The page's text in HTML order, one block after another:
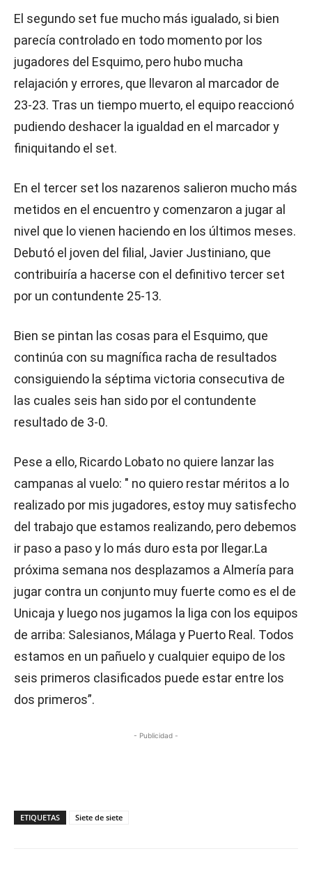
El segundo set fue mucho más igualado, si bien
parecía controlado en todo momento por los
jugadores del Esquimo, pero hubo mucha
relajación y errores, que llevaron al marcador de
23-23. Tras un tiempo muerto, el equipo reaccionó
pudiendo deshacer la igualdad en el marcador y
finiquitando el set.
En el tercer set los nazarenos salieron mucho más
metidos en el encuentro y comenzaron a jugar al
nivel que lo vienen haciendo en los últimos meses.
Debutó el joven del filial, Javier Justiniano, que
contribuiría a hacerse con el definitivo tercer set
por un contundente 25-13.
Bien se pintan las cosas para el Esquimo, que
continúa con su magnífica racha de resultados
consiguiendo la séptima victoria consecutiva de
las cuales seis han sido por el contundente
resultado de 3-0.
Pese a ello, Ricardo Lobato no quiere lanzar las
campanas al vuelo: " no quiero restar méritos a lo
realizado por mis jugadores, estoy muy satisfecho
del trabajo que estamos realizando, pero debemos
ir paso a paso y lo más duro esta por llegar.La
próxima semana nos desplazamos a Almería para
jugar contra un conjunto muy fuerte como es el de
Unicaja y luego nos jugamos la liga con los equipos
de arriba: Salesianos, Málaga y Puerto Real. Todos
estamos en un pañuelo y cualquier equipo de los
seis primeros clasificados puede estar entre los
dos primeros”.
- Publicidad -
ETIQUETAS Siete de siete